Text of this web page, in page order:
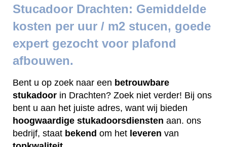
Stucadoor Drachten: Gemiddelde
kosten per uur / m2 stucen, goede
expert gezocht voor plafond
afbouwen.
Bent u op zoek naar een betrouwbare
stukadoor in Drachten? Zoek niet verder! Bij ons
bent u aan het juiste adres, want wij bieden
hoogwaardige stukadoorsdiensten aan. ons
bedrijf, staat bekend om het leveren van